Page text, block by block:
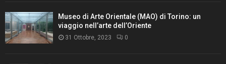
Museo di Arte Orientale (MAO) di Torino: un
viaggio nell’arte dell’Oriente
31 Ottobre, 2023 0